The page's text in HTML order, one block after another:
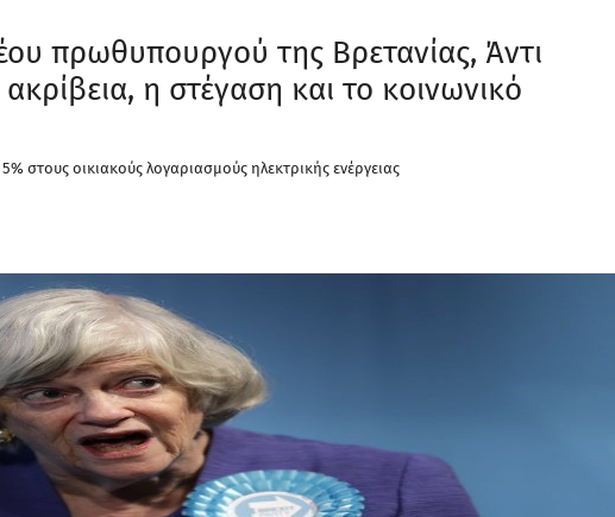
πρωθυπουργού της Βρετανίας, Άντι
η στέγαση και το κοινωνικό
στους οικιακούς λογαριασμούς ηλεκτρικής ενέργειας